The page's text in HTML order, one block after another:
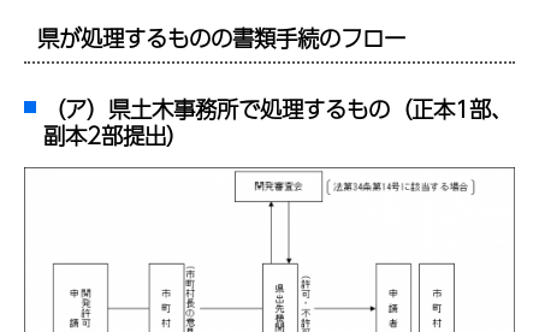
県が処理するものの書類手続のフロー
（ア）県土木事務所で処理するもの（正本1部、
副本2部提出）